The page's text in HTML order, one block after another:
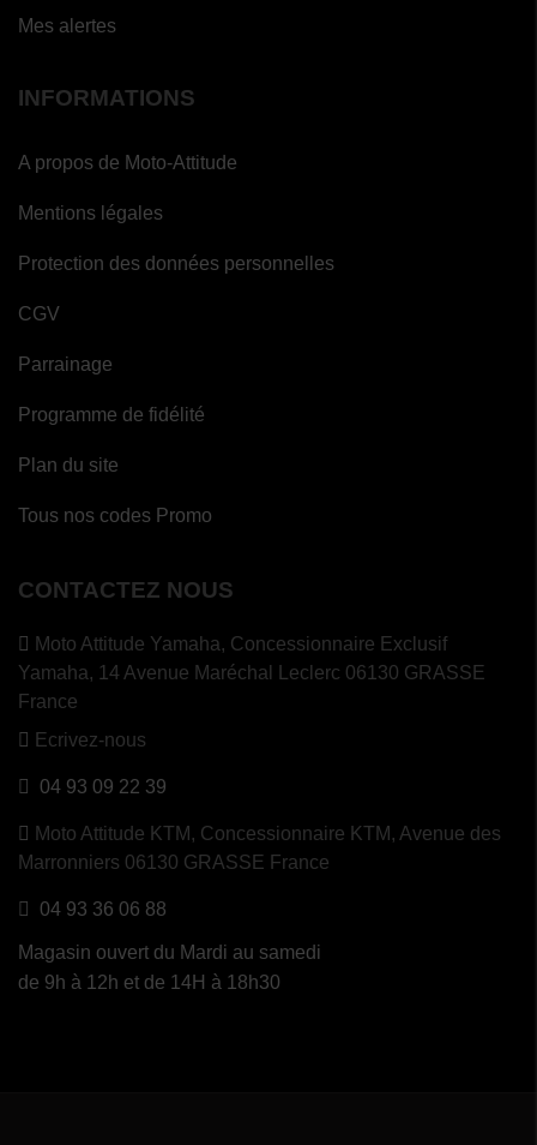
Mes alertes
INFORMATIONS
A propos de Moto-Attitude
Mentions légales
Protection des données personnelles
CGV
Parrainage
Programme de fidélité
Plan du site
Tous nos codes Promo
CONTACTEZ NOUS
Moto Attitude Yamaha, Concessionnaire Exclusif
Yamaha, 14 Avenue Maréchal Leclerc 06130 GRASSE
France
Ecrivez-nous
04 93 09 22 39
Moto Attitude KTM, Concessionnaire KTM, Avenue des
Marronniers 06130 GRASSE France
04 93 36 06 88
Magasin ouvert du Mardi au samedi
de 9h à 12h et de 14H à 18h30